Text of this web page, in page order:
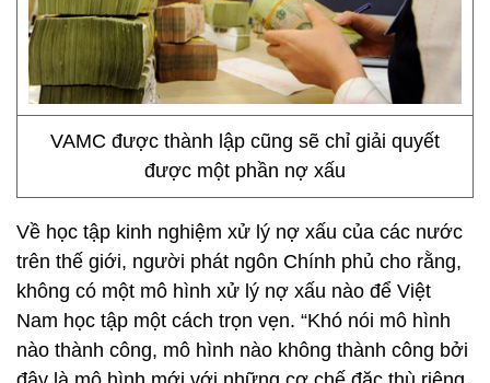
VAMC được thành lập cũng sẽ chỉ giải quyết
được một phần nợ xấu
Về học tập kinh nghiệm xử lý nợ xấu của các nước
trên thế giới, người phát ngôn Chính phủ cho rằng,
không có một mô hình xử lý nợ xấu nào để Việt
Nam học tập một cách trọn vẹn. “Khó nói mô hình
nào thành công, mô hình nào không thành công bởi